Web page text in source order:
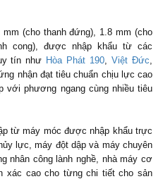
(cho thanh đứng), 1.8 mm (cho
cong), được nhập khẩu từ các
tín như Hòa Phát 190,Việt Đức,
nhận đạt tiêu chuẩn chịu lực cao
với phương ngang cùng nhiều tiêu
từ máy móc được nhập khẩu trực
lực, máy đột dập và máy chuyên
nhân công lành nghề, nhà máy cơ
xác cao cho từng chi tiết cho sản